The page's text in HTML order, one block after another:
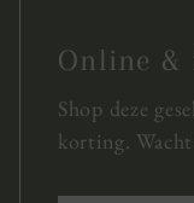
Online &
Shop deze
korting.